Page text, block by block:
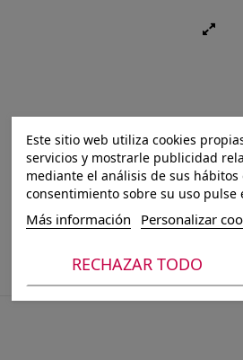
Este sitio web utiliza cookies
servicios y mostrarle publicidad
mediante el análisis de sus
consentimiento sobre su uso pulse
Más información Personalizar
RECHAZAR TODO